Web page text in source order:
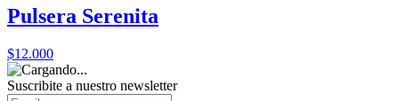
Pulsera Serenita
$12.000
Suscribite a nuestro newsletter